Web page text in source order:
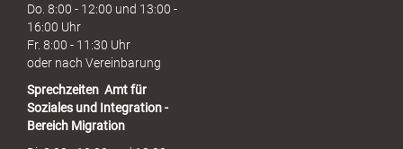
Do. 8:00 - 12:00 und 13:00 -
16:00 Uhr
Fr. 8:00 - 11:30 Uhr
oder nach Vereinbarung
Sprechzeiten Amt für
Soziales und Integration -
Bereich Migration